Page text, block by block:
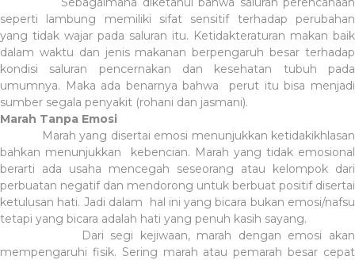
seperti lambung memiliki sifat sensitif terhadap perubahan
yang tidak wajar pada saluran itu. Ketidakteraturan makan baik
dalam waktu dan jenis makanan berpengaruh besar terhadap
kondisi saluran pencernakan dan kesehatan tubuh pada
umumnya. Maka ada benarnya bahwa perut itu bisa menjadi
sumber segala penyakit (rohani dan jasmani).
Marah Tanpa Emosi
Marah yang disertai emosi menunjukkan ketidakikhlasan
bahkan menunjukkan kebencian. Marah yang tidak emosional
berarti ada usaha mencegah seseorang atau kelompok dari
perbuatan negatif dan mendorong untuk berbuat positif disertai
ketulusan hati. Jadi dalam hal ini yang bicara bukan emosi/nafsu
tetapi yang bicara adalah hati yang penuh kasih sayang.
Dari segi kejiwaan, marah dengan emosi akan
mempengaruhi fisik. Sering marah atau pemarah besar cepat